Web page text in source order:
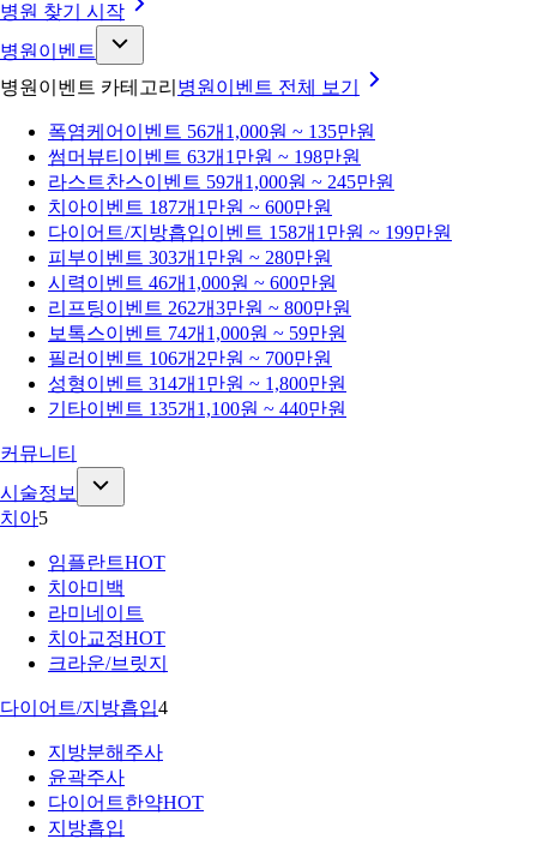
병원 찾기 시작
병원이벤트
병원이벤트 카테고리 병원이벤트 전체 보기
폭염케어 이벤트 56개 1,000원 ~ 135만원
썸머뷰티 이벤트 63개 1만원 ~ 198만원
라스트찬스이벤트 59개 1,000원 ~ 245만원
치아이벤트 187개 1만원 ~ 600만원
다이어트/지방흡입이벤트 158개 1만원 ~ 199만원
피부이벤트 303개 1만원 ~ 280만원
시력이벤트 46개 1,000원 ~ 600만원
리프팅이벤트 262개3만원 ~ 800만원
보톡스이벤트 74개 1,000원 ~ 59만원
필러 이벤트 106개 2만원 ~ 700만원
성형이벤트 314개 1만원 ~ 1,800만원
기타이벤트 135개 1,100원 ~ 440만원
커뮤니티
시술정보
치아5
임플란트HOT
치아미백
라미네이트
치아교정HOT
크라운/브릿지
다이어트/지방흡입4
지방분해주사
윤곽주사
다이어트한약HOT
지방흡입